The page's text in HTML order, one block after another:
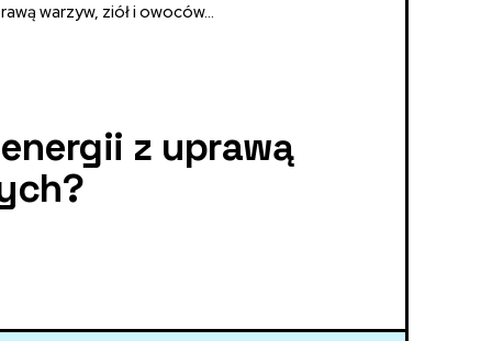
warzyw, ziół i owoców...
z uprawą